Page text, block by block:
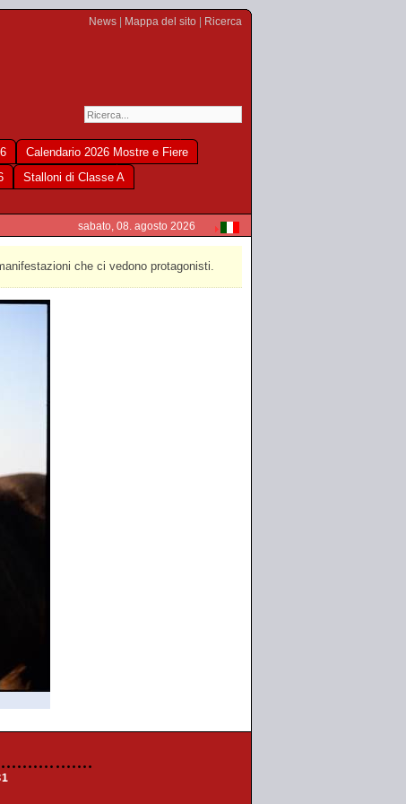
News Mappa del sito Ricerca
Calendario 2026 Mostre e Fiere
Stalloni di Classe A
sabato, 08. agosto 2026
che ci vedono protagonisti.